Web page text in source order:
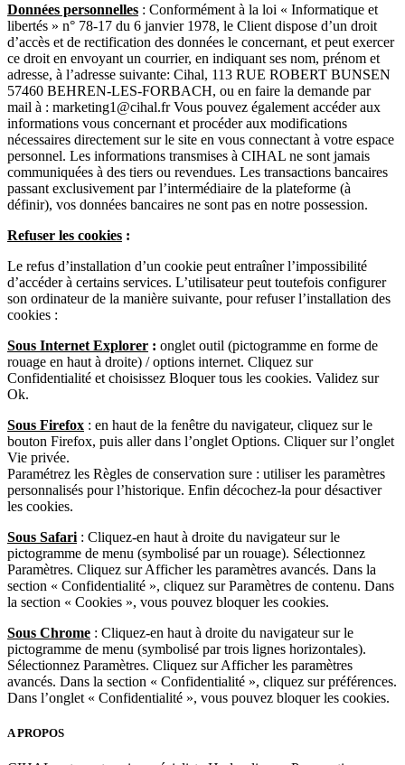
Données personnelles : Conformément à la loi « Informatique et
libertés » n° 78-17 du 6 janvier 1978, le Client dispose d’un droit
d’accès et de rectification des données le concernant, et peut exercer
ce droit en envoyant un courrier, en indiquant ses nom, prénom et
adresse, à l’adresse suivante: Cihal, 113 RUE ROBERT BUNSEN
57460 BEHREN-LES-FORBACH, ou en faire la demande par
mail à : marketing1@cihal.fr Vous pouvez également accéder aux
informations vous concernant et procéder aux modifications
nécessaires directement sur le site en vous connectant à votre espace
personnel. Les informations transmises à CIHAL ne sont jamais
communiquées à des tiers ou revendues. Les transactions bancaires
passant exclusivement par l’intermédiaire de la plateforme (à
définir), vos données bancaires ne sont pas en notre possession.
Refuser les cookies :
Le refus d’installation d’un cookie peut entraîner l’impossibilité
d’accéder à certains services. L’utilisateur peut toutefois configurer
son ordinateur de la manière suivante, pour refuser l’installation des
cookies :
Sous Internet Explorer : onglet outil (pictogramme en forme de
rouage en haut à droite) / options internet. Cliquez sur
Confidentialité et choisissez Bloquer tous les cookies. Validez sur
Ok.
Sous Firefox : en haut de la fenêtre du navigateur, cliquez sur le
bouton Firefox, puis aller dans l’onglet Options. Cliquer sur l’onglet
Vie privée.
Paramétrez les Règles de conservation sure : utiliser les paramètres
personnalisés pour l’historique. Enfin décochez-la pour désactiver
les cookies.
Sous Safari : Cliquez-en haut à droite du navigateur sur le
pictogramme de menu (symbolisé par un rouage). Sélectionnez
Paramètres. Cliquez sur Afficher les paramètres avancés. Dans la
section « Confidentialité », cliquez sur Paramètres de contenu. Dans
la section « Cookies », vous pouvez bloquer les cookies.
Sous Chrome : Cliquez-en haut à droite du navigateur sur le
pictogramme de menu (symbolisé par trois lignes horizontales).
Sélectionnez Paramètres. Cliquez sur Afficher les paramètres
avancés. Dans la section « Confidentialité », cliquez sur préférences.
Dans l’onglet « Confidentialité », vous pouvez bloquer les cookies.
A PROPOS